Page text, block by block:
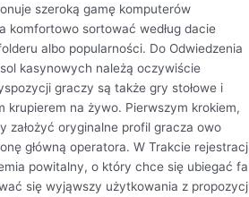
szeroką gamę komputerów
komfortowo sortować według dacie
albo popularności. Do Odwiedzenia
kasynowych należą oczywiście
graczy są także gry stołowe i
krupierem na żywo. Pierwszym krokiem,
założyć oryginalne profil gracza owo
główną operatora. W Trakcie
powitalny, o który chce się ubiegać
się wyjąwszy użytkowania z